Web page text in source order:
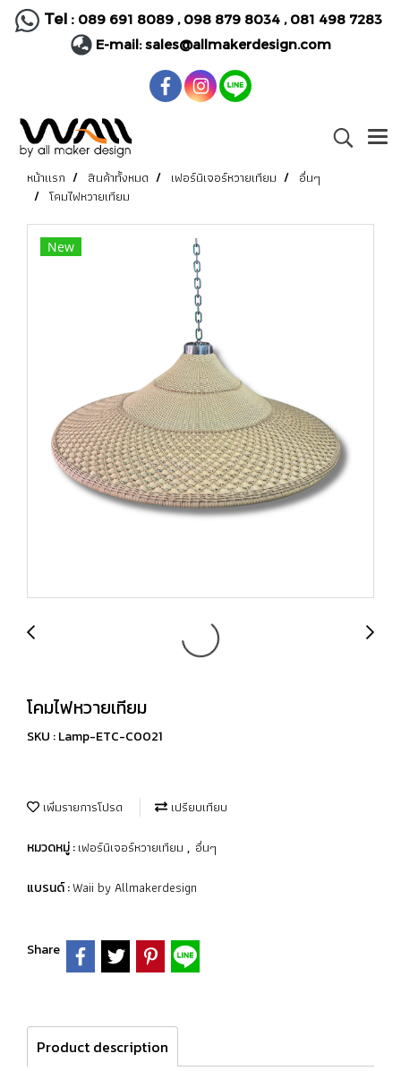
Tel : 089 691 8089, 098 879 8034 , 081 498 7283
E-mail:sales@allmakerdesign.com
หน้าแรก สินค้าทั้งหมด เฟอร์นิเจอร์หวายเทียม
อื่นๆ
โคมไฟหวายเทียม
New
โคมไฟหวายเทียม
SKU : Lamp-ETC-C0021
เพิ่มรายการโปรด เปรียบเทียบ
หมวดหมู่ :เฟอร์นิเจอร์หวายเทียม , อื่นๆ
แบรนด์ :Waii by Allmakerdesign
Share
Product description